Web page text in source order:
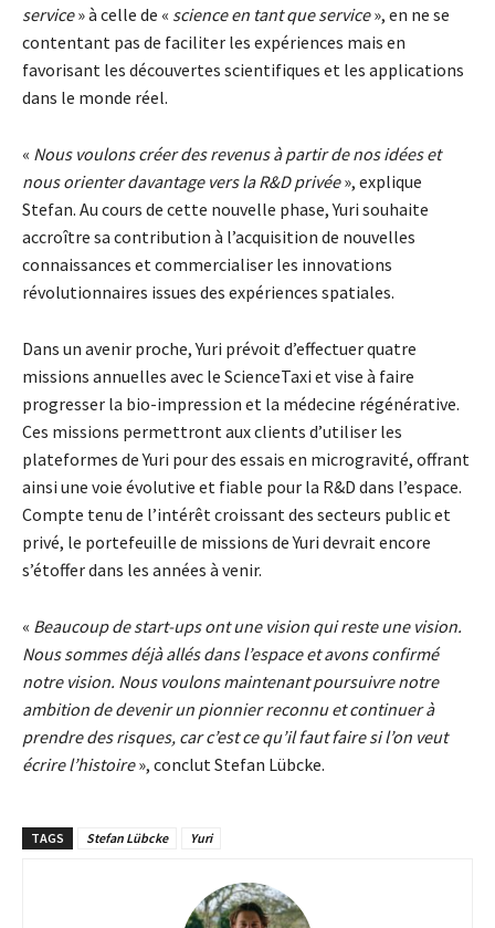
service» à celle de « science en tant que service», en ne se
contentant pas de faciliter les expériences mais en
favorisant les découvertes scientifiques et les applications
dans le monde réel.
« Nous voulons créer des revenus à partir de nos idées et
nous orienter davantage vers la R&D privée», explique
Stefan. Au cours de cette nouvelle phase, Yuri souhaite
accroître sa contribution à l’acquisition de nouvelles
connaissances et commercialiser les innovations
révolutionnaires issues des expériences spatiales.
Dans un avenir proche, Yuri prévoit d’effectuer quatre
missions annuelles avec le ScienceTaxi et vise à faire
progresser la bio-impression et la médecine régénérative.
Ces missions permettront aux clients d’utiliser les
plateformes de Yuri pour des essais en microgravité, offrant
ainsi une voie évolutive et fiable pour la R&D dans l’espace.
Compte tenu de l’intérêt croissant des secteurs public et
privé, le portefeuille de missions de Yuri devrait encore
s’étoffer dans les années à venir.
« Beaucoup de start-ups ont une vision qui reste une vision.
Nous sommes déjà allés dans l’espace et avons confirmé
notre vision. Nous voulons maintenant poursuivre notre
ambition de devenir un pionnier reconnu et continuer à
prendre des risques, car c’est ce qu’il faut faire si l’on veut
écrire l’histoire», conclut Stefan Lübcke.
TAGS Stefan Lübcke Yuri